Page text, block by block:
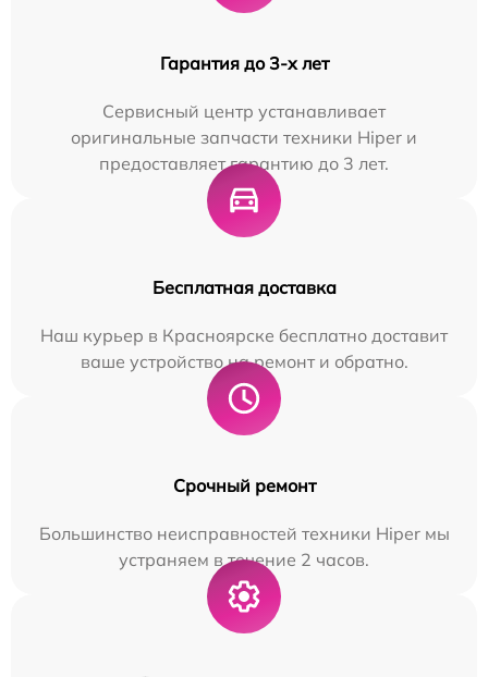
Гарантия до 3-х лет
Сервисный центр устанавливает
оригинальные запчасти техники Hiper и
предоставляет гарантию до 3 лет.
Бесплатная доставка
Наш курьер в Красноярске бесплатно доставит
ваше устройство на ремонт и обратно.
Срочный ремонт
Большинство неисправностей техники Hiper мы
устраняем в течение 2 часов.